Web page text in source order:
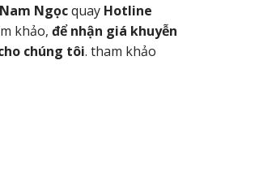
Ngọcquay Hotline
khảo, để nhận giá khuyễn
chúng tôi. tham khảo